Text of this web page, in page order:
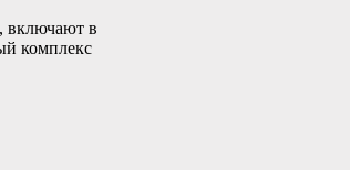
включают в
комплекс